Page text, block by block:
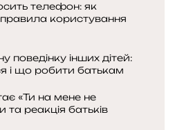
телефон: як
користування
поведінку інших дітей:
і що робити батькам
«Ти на мене не
реакція батьків